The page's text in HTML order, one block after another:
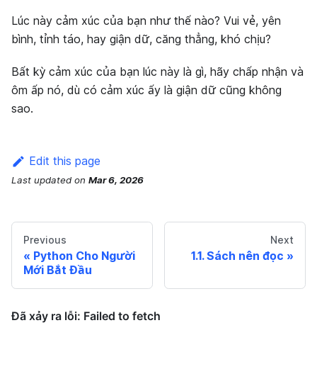
Lúc này cảm xúc của bạn như thế nào? Vui vẻ, yên
bình, tỉnh táo, hay giận dữ, căng thẳng, khó chịu?
Bất kỳ cảm xúc của bạn lúc này là gì, hãy chấp nhận và
ôm ấp nó, dù có cảm xúc ấy là giận dữ cũng không
sao.
Edit this page
Last updated on Mar 6, 2026
Previous
Python Cho Người
Mới Bắt Đầu
Next
1.1. Sách nên đọc